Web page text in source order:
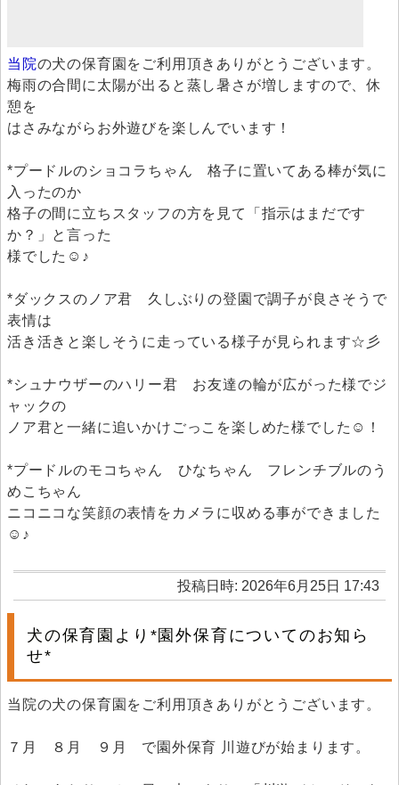
当院の犬の保育園をご利用頂きありがとうございます。
梅雨の合間に太陽が出ると蒸し暑さが増しますので、休
憩を
はさみながらお外遊びを楽しんでいます！
*プードルのショコラちゃん 格子に置いてある棒が気に
入ったのか
格子の間に立ちスタッフの方を見て「指示はまだです
か？」と言った
様でした☺♪
*ダックスのノア君 久しぶりの登園で調子が良さそうで
表情は
活き活きと楽しそうに走っている様子が見られます☆彡
*シュナウザーのハリー君 お友達の輪が広がった様でジ
ャックの
ノア君と一緒に追いかけごっこを楽しめた様でした☺！
*プードルのモコちゃん ひなちゃん フレンチブルのう
めこちゃん
ニコニコな笑顔の表情をカメラに収める事ができました
☺♪
投稿日時: 2026年6月25日 17:43
犬の保育園より*園外保育についてのお知ら
せ*
当院の犬の保育園をご利用頂きありがとうございます。
７月 ８月 ９月 で園外保育 川遊びが始まります。